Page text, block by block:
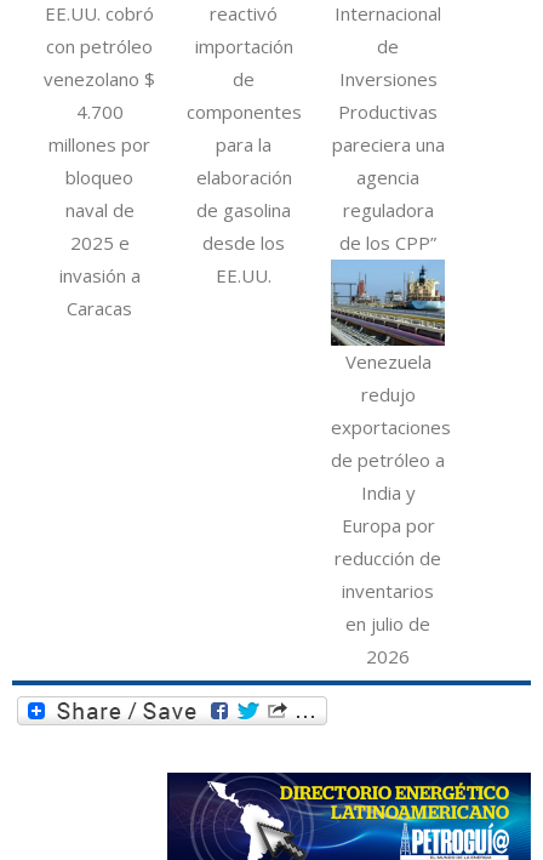
EE.UU. cobró
con petróleo
venezolano $
4.700
millones por
bloqueo
naval de
2025 e
invasión a
Caracas
reactivó
importación
de
componentes
para la
elaboración
de gasolina
desde los
EE.UU.
Internacional
de
Inversiones
Productivas
pareciera una
agencia
reguladora
de los CPP”
Venezuela
redujo
exportaciones
de petróleo a
India y
Europa por
reducción de
inventarios
en julio de
2026